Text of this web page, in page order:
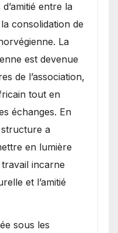
entre la
consolidation de
La
est devenue
de l’association,
tout en
échanges. En
a
en lumière
incarne
et l’amitié
sous les